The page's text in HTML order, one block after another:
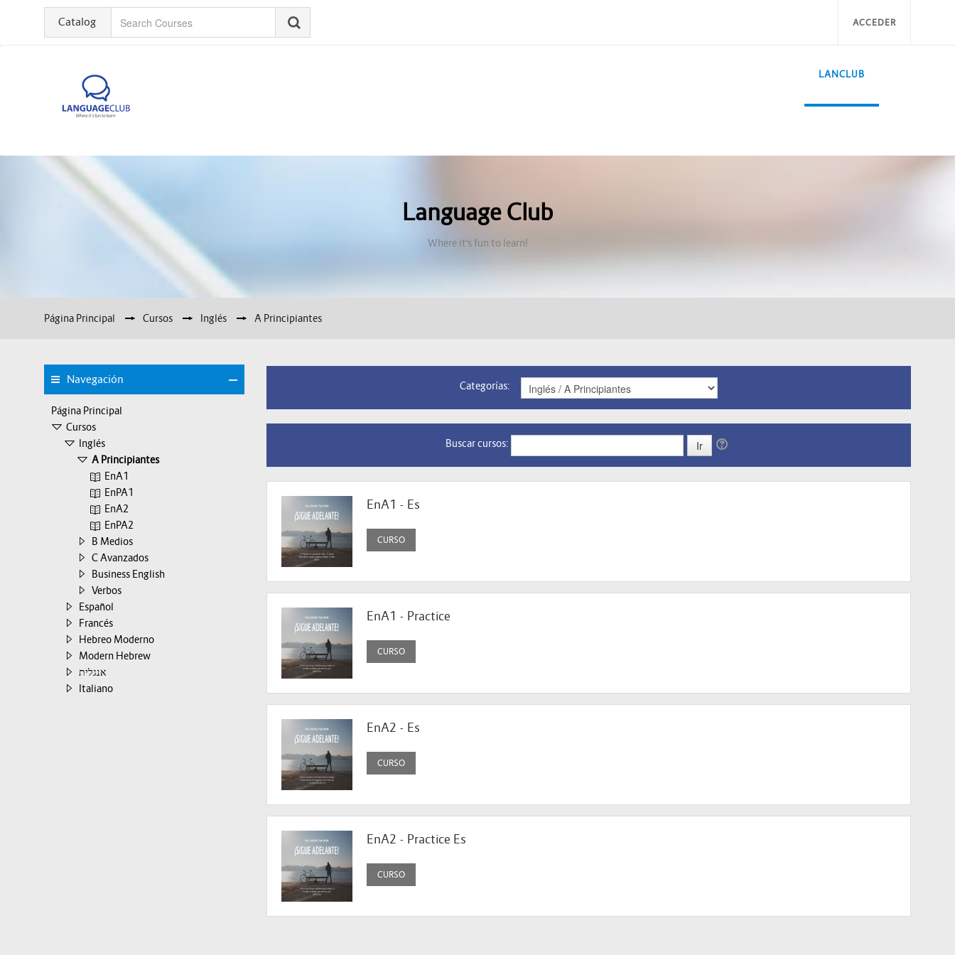
Catalog ACCEDER
LANCLUB
Language Club
Where it's fun to learn!
Página Principal ▶︎ Cursos ▶︎ Inglés ▶︎ A Principiantes
Categorías:
Buscar cursos:
EnA1 - Es
CURSO
EnA1 - Practice
CURSO
EnA2 - Es
CURSO
EnA2 - Practice Es
CURSO
Navegación
Página Principal
Cursos
Inglés
A Principiantes
EnA1
EnPA1
EnA2
EnPA2
B Medios
C Avanzados
Business English
Verbos
Español
Francés
Hebreo Moderno
Modern Hebrew
אנגלית
Italiano